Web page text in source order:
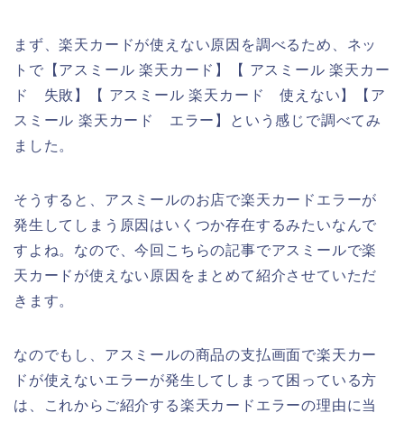
まず、楽天カードが使えない原因を調べるため、ネッ
トで【アスミール 楽天カード】【 アスミール 楽天カー
ド 失敗】【 アスミール 楽天カード 使えない】【ア
スミール 楽天カード エラー】という感じで調べてみ
ました。
そうすると、アスミールのお店で楽天カードエラーが
発生してしまう原因はいくつか存在するみたいなんで
すよね。なので、今回こちらの記事でアスミールで楽
天カードが使えない原因をまとめて紹介させていただ
きます。
なのでもし、アスミールの商品の支払画面で楽天カー
ドが使えないエラーが発生してしまって困っている方
は、これからご紹介する楽天カードエラーの理由に当